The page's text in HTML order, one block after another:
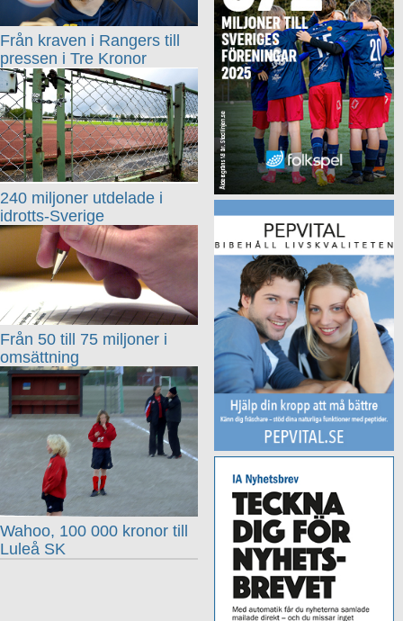
Från kraven i Rangers till
pressen i Tre Kronor
240 miljoner utdelade i
idrotts-Sverige
Från 50 till 75 miljoner i
omsättning
Wahoo, 100 000 kronor till
Luleå SK